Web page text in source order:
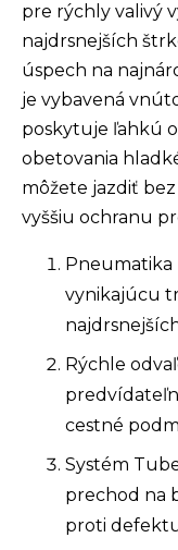
pre rýchly valivý
najdrsnejších
úspech na
je vybavená
poskytuje ľahkú
obetovania
môžete jazdiť
vyššiu ochranu
Pneumatika
vynikajúcu
Rýchle
cestné
Systém
prechod na
proti